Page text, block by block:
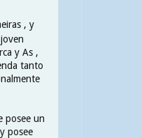
, y
y As ,
tanto
posee un
posee